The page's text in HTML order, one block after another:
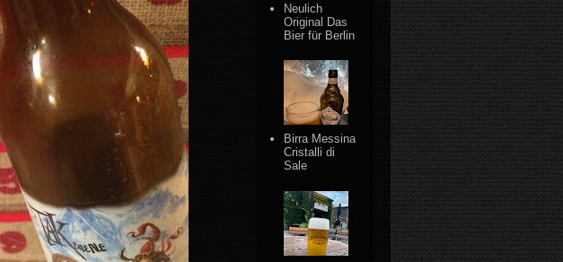
Neulich
Original Das
Bier für Berlin
Birra Messina
Cristalli di
Sale